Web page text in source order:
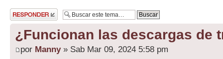
Publicar una
respuesta
¿Funcionan las descargas de
por Manny» Sab Mar 09, 2024 5:58 pm